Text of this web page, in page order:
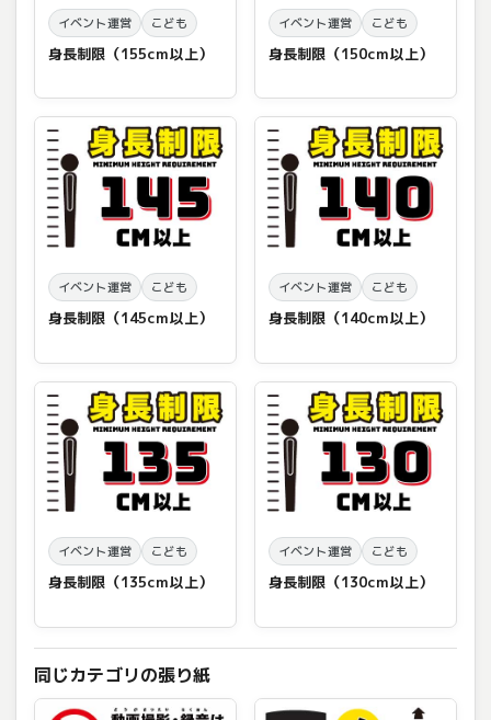
イベント運営 こども
身長制限（155cm以上）
イベント運営 こども
身長制限（150cm以上）
イベント運営 こども
身長制限（145cm以上）
イベント運営 こども
身長制限（140cm以上）
イベント運営 こども
身長制限（135cm以上）
イベント運営 こども
身長制限（130cm以上）
同じカテゴリの張り紙